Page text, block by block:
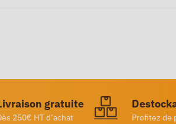
gratuite
250€ HT d’achat Profitez de